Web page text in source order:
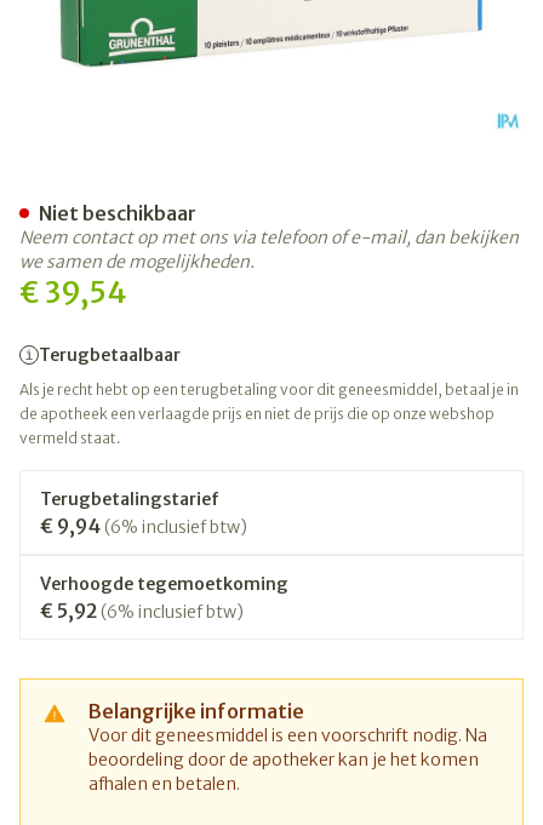
€ 39,54
Terugbetaalbaar
Als je recht hebt op een terugbetaling voor dit geneesmiddel, betaal je in
de apotheek een verlaagde prijs en niet de prijs die op onze webshop
vermeld staat.
Terugbetalingstarief
€ 9,94(6% inclusief btw)
Verhoogde tegemoetkoming
€ 5,92(6% inclusief btw)
Belangrijke informatie
Voor dit geneesmiddel is een voorschrift nodig. Na
beoordeling door de apotheker kan je het komen
afhalen en betalen.
Niet beschikbaar
Neem contact op met ons via telefoon of e-mail, dan bekijken
we samen de mogelijkheden.